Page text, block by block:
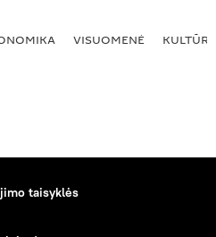
VISUOMENĖ KULTŪRA
taisyklės